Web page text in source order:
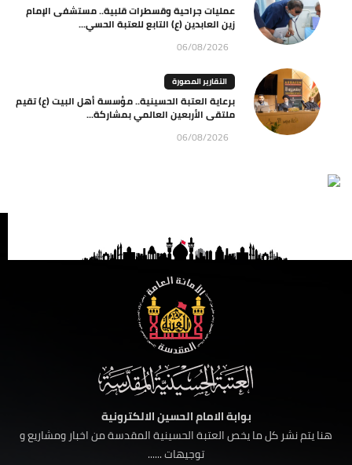
عمليات جراحية وقسطرات قلبية.. مستشفى الإمام
زين العابدين (ع) التابع للعتبة الحسي...
06/08/2026
التقارير المصورة
برعاية العتبة الحسينية.. مؤسسة أهل البيت (ع) تقيم
ملتقى الأربعين العالمي بمشاركة...
06/08/2026
بوابة الامام الحسين الالكترونية
هنا يتم نشر كل ما يخص العتبة الحسينية المقدسة من اخبار ومشاريع و
توجيهات ......